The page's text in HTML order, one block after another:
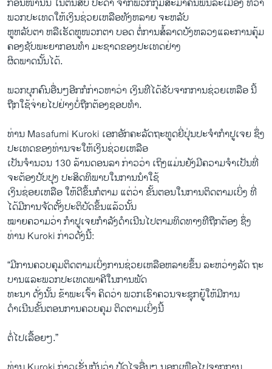
ກ່ອນ​ໜ້ານັນ ໃນຕົ້ນ​ສັບ ປະດາ ​ຈາກ​ພວກ​ກຸ່ມ​ສະມາ​ຄົນ​ພົນລະ​ເມືອງ ​ທ່ີ​ວ່າ​
ພວກ​ປະ​ເທດ​ໃຫ້​ເງິນຊ່ວຍ​ເຫລືອທັງຫລາຍ​ ຈະຫລັບ​
ຫູ​ຫລັບ​ຕາ​ ​ຫລື​ເຮັດ​ຫູໜວກ​ຕາ ບອດ ຕໍ່​ການ​ສໍ້​ລາດ​ບັງ​ຫລວງ​ແລະ​ການ​ຄຸ້ມ​
ຄອງຊັບພະຍາກອນ​ທຳ​ ມະ​ຊາດຂອງ​ປະ​ເທດຢ່າງ​
ຜິດພາດ​ນັ້ນ​ໄດ້.
ພວກ​ບຸກຄົນ​ອື່ນໆ​ອີກ​ກໍກ່າວ​ຫາ​ວ່າ ​ເງິນ​ທ່ີ​ໄດ້​ຮັບ​ຈາກ​ການ​ຊ່ວຍ​ເຫລືອ ນີ້
ຖືກໃຊ້​ຈ່າຍ​ໄປ​ຢ່າງ​ບໍ່​ຖືກຕ້ອງ​ຊອບ​ທຳ.
ທ່ານ Masafumi Kuroki ​ເອກ​ອັກຄະ​ລັດຖະທູດຍີ່ປຸ່ນ​ປະຈຳ​ກຳປູ​ເຈຍ ຊຶ່ງ​
ປະ​ເທດ​ຂອງ​ທ່ານ​ຈະ​ໃຫ້ເງິນ​ຊ່ວຍ​ເຫລືອ
ເປັນ​ຈຳນວນ 130 ລ້ານ​ດອນ​ລາ ກ່າວ​ວ່າ ເຖິງແມ່ນ​ຍັງ​ມີ​ຄວາມ​ຈຳ​ເປັນ​ທີ່​
ຈະ​ຕ້ອງປັບປຸງ ປະສິດທິພາບໃນ​ການ​ນຳ​ໃຊ້
ເງິນ​ຊ່ອຍ​ເຫລືອ​ ​ໃຫ້​ດີ​ຂຶ້ນກໍ​ຕາມ ​ແຕ່ວ່າ ຂັ້ນ​ຕອນ​ໃນ​ການ​ຕິດຕາມ​ເບິ່ງ ທີ່​
ໄດ້​ມີ​ການຈັດຕັ້ງປະຕິບັດຂຶ້ນ​ແລ້ວ​ນັ້ນ​
ໝາຍ​ຄວາມ​ວ່າ ກຳປູ​ເຈຍ​ກຳລັງດຳ​ເນີນ​ໄປ​ຕາມ​ທິດ​ທາງ​ທ່ີ​ຖືກຕ້ອງ ຊຶ່ງ​
ທ່ານ Kuroki ກ່າວ​ດັ່ງ​ນີ້:
“ມີການຄວບຄຸມຕິດຕາມ​ເບິ່ງ​ການຊ່ວຍເຫລືອຫລາຍຂຶ້ນ ລະຫວ່າງລັດ ຖະ
ບານແລະພວກປະ​ເທດພາຄີ​ໃນການພັດ
ທະນາ ດັ່ງນັ້ນ ຂ້າພະເຈົ້າ ຄິດວ່າ ພວກເຮົາຄວນຈະຊຸກຍູ້​ໃຫ້​ມີການ
ດຳເນີນຂັ້ນຕອນການຄວບຄຸມ ຕິດຕາມ​ເບິ່ງ​ນີ້
ຕໍ່ໄປເລື້ອຍໆ.”